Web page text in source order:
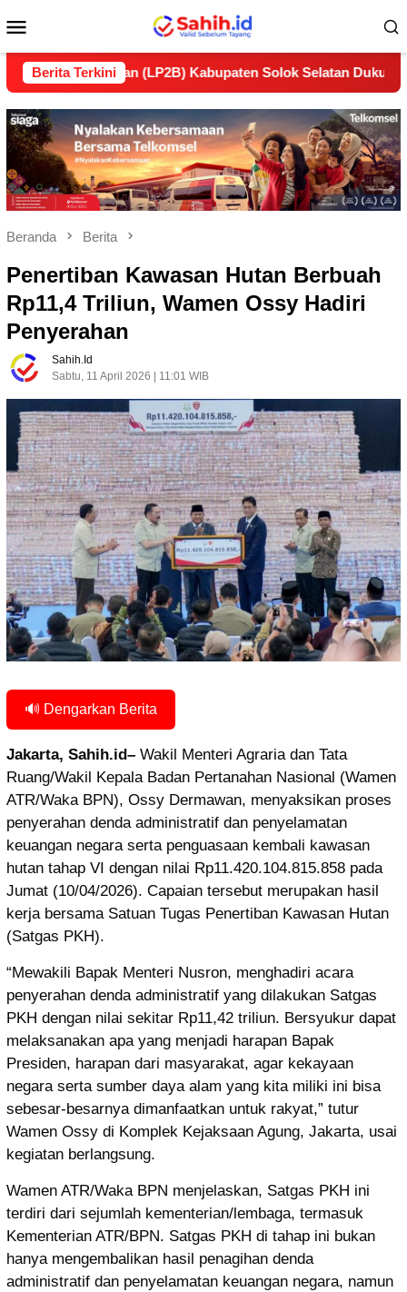
ke
Mobile
Berita Terkini
(LP2B) Kabupaten Solok Selatan Dukung Ketahanan
Beranda Berita
Penertiban Kawasan Hutan Berbuah
Rp11,4 Triliun, Wamen Ossy Hadiri
Penyerahan
Sahih.id
Sabtu, 11 April 2026 | 11:01 WIB
🔊 Dengarkan Berita
Jakarta, Sahih.id– Wakil Menteri Agraria dan Tata
Ruang/Wakil Kepala Badan Pertanahan Nasional (Wamen
ATR/Waka BPN), Ossy Dermawan, menyaksikan proses
penyerahan denda administratif dan penyelamatan
keuangan negara serta penguasaan kembali kawasan
hutan tahap VI dengan nilai Rp11.420.104.815.858 pada
Jumat (10/04/2026). Capaian tersebut merupakan hasil
kerja bersama Satuan Tugas Penertiban Kawasan Hutan
(Satgas PKH).
“Mewakili Bapak Menteri Nusron, menghadiri acara
penyerahan denda administratif yang dilakukan Satgas
PKH dengan nilai sekitar Rp11,42 triliun. Bersyukur dapat
melaksanakan apa yang menjadi harapan Bapak
Presiden, harapan dari masyarakat, agar kekayaan
negara serta sumber daya alam yang kita miliki ini bisa
sebesar-besarnya dimanfaatkan untuk rakyat,” tutur
Wamen Ossy di Komplek Kejaksaan Agung, Jakarta, usai
kegiatan berlangsung.
Wamen ATR/Waka BPN menjelaskan, Satgas PKH ini
terdiri dari sejumlah kementerian/lembaga, termasuk
Kementerian ATR/BPN. Satgas PKH di tahap ini bukan
hanya mengembalikan hasil penagihan denda
administratif dan penyelamatan keuangan negara, namun